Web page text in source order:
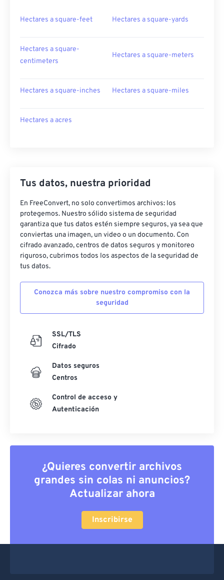
Hectares a square-feet Hectares a square-yards
Hectares a square-
centimeters
Hectares a square-meters
Hectares a square-inches Hectares a square-miles
Hectares a acres
Tus datos, nuestra prioridad
En FreeConvert, no solo convertimos archivos: los
protegemos. Nuestro sólido sistema de seguridad
garantiza que tus datos estén siempre seguros, ya sea que
conviertas una imagen, un video o un documento. Con
cifrado avanzado, centros de datos seguros y monitoreo
riguroso, cubrimos todos los aspectos de la seguridad de
tus datos.
Conozca más sobre nuestro compromiso con la
seguridad
SSL/TLS
Cifrado
Datos seguros
Centros
Control de acceso y
Autenticación
¿Quieres convertir archivos
grandes sin colas ni anuncios?
Actualizar ahora
Inscribirse